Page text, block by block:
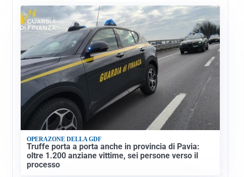
OPERAZONE DELLA GDF
Truffe porta a porta anche in provincia di Pavia:
oltre 1.200 anziane vittime, sei persone verso il
processo